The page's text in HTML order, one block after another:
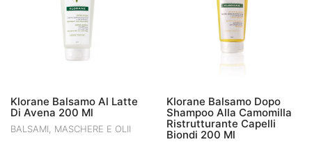
Klorane Balsamo Al Latte
Di Avena 200 Ml
BALSAMI, MASCHERE E OLII
Klorane Balsamo Dopo
Shampoo Alla Camomilla
Ristrutturante Capelli
Biondi 200 Ml